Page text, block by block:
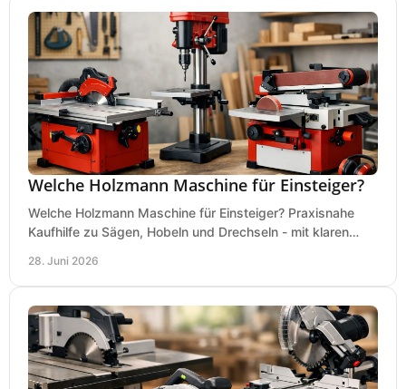
Welche Holzmann Maschine für Einsteiger?
Welche Holzmann Maschine für Einsteiger? Praxisnahe
Kaufhilfe zu Sägen, Hobeln und Drechseln - mit klaren
28. Juni 2026